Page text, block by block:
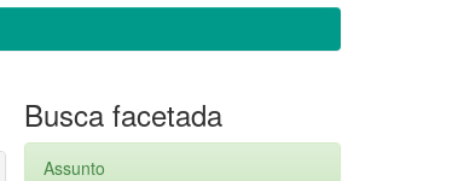
Busca facetada
Assunto